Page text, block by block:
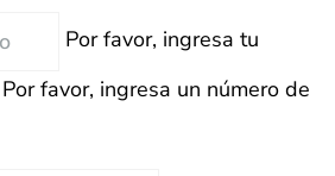
Por favor, ingresa tu
Por favor, ingresa un número de